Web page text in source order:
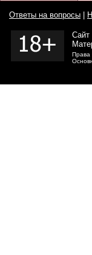
Ответы на вопросы
Сайт
Права